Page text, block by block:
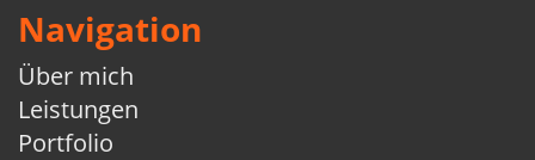
Navigation
Über mich
Leistungen
Portfolio